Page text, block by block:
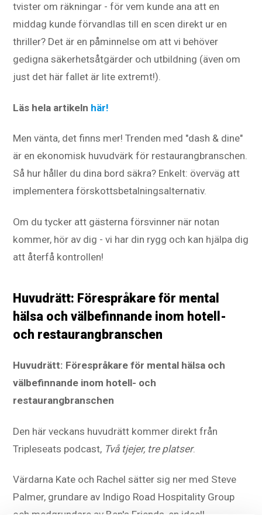
tvister om räkningar - för vem kunde ana att en
middag kunde förvandlas till en scen direkt ur en
thriller? Det är en påminnelse om att vi behöver
gedigna säkerhetsåtgärder och utbildning (även om
just det här fallet är lite extremt!).
Läs hela artikeln här!
Men vänta, det finns mer! Trenden med "dash & dine"
är en ekonomisk huvudvärk för restaurangbranschen.
Så hur håller du dina bord säkra? Enkelt: överväg att
implementera förskottsbetalningsalternativ.
Om du tycker att gästerna försvinner när notan
kommer, hör av dig - vi har din rygg och kan hjälpa dig
att återfå kontrollen!
Huvudrätt: Förespråkare för mental
hälsa och välbefinnande inom hotell-
och restaurangbranschen
Huvudrätt: Förespråkare för mental hälsa och
välbefinnande inom hotell- och
restaurangbranschen
Den här veckans huvudrätt kommer direkt från
Tripleseats podcast, Två tjejer, tre platser.
Värdarna Kate och Rachel sätter sig ner med Steve
Palmer, grundare av Indigo Road Hospitality Group